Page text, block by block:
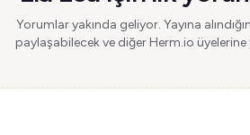
Yorumlar yakında geliyor. Yayına
paylaşabilecek ve diğer Herm.io üyelerine